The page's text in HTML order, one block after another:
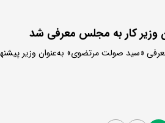
وزیر کار به مجلس معرفی شد
«سید صولت مرتضوی» به‌عنوان وزیر